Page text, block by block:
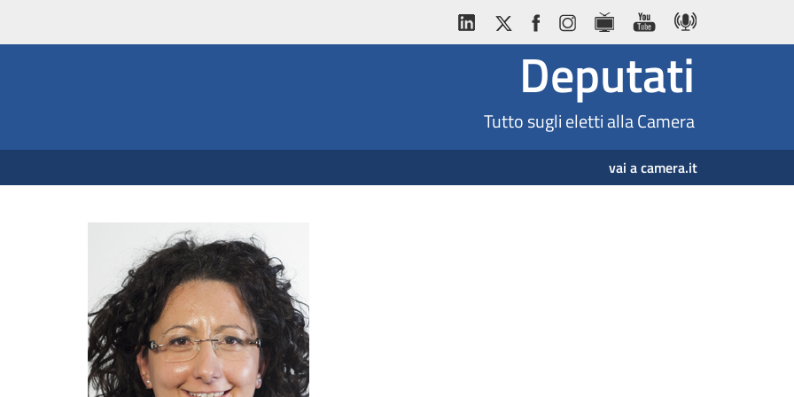
Deputati
Tutto sugli eletti alla Camera
vai a camera.it